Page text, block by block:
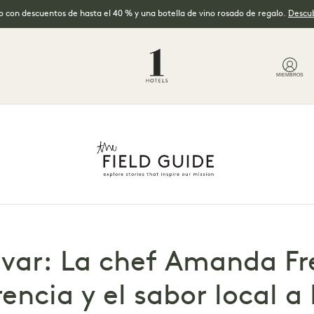
descuentos de hasta el 40 % y una botella de vino rosado de regalo.
MIEMBROS
La chef Amanda
y el sabor local a